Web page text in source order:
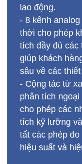
lao động.
- 8 kênh
thời cho phép
tích đầy đủ
giúp khách
sâu về các thiết
- Cộng tác từ
phân tích
cho phép các
tích kỹ lưỡng
tất các phép
hiệu suất và